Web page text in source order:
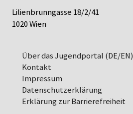
Lilienbrunngasse 18/2/41
1020 Wien
Über das Jugendportal (DE/EN)
Kontakt
Impressum
Datenschutz­erklärung
Erklärung zur Barrierefreiheit